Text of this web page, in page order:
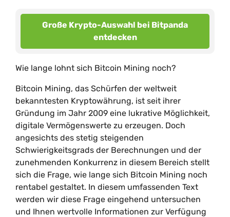
Große Krypto-Auswahl bei Bitpanda
entdecken
Wie lange lohnt sich Bitcoin Mining noch?
Bitcoin Mining, das Schürfen der weltweit
bekanntesten Kryptowährung, ist seit ihrer
Gründung im Jahr 2009 eine lukrative Möglichkeit,
digitale Vermögenswerte zu erzeugen. Doch
angesichts des stetig steigenden
Schwierigkeitsgrads der Berechnungen und der
zunehmenden Konkurrenz in diesem Bereich stellt
sich die Frage, wie lange sich Bitcoin Mining noch
rentabel gestaltet. In diesem umfassenden Text
werden wir diese Frage eingehend untersuchen
und Ihnen wertvolle Informationen zur Verfügung